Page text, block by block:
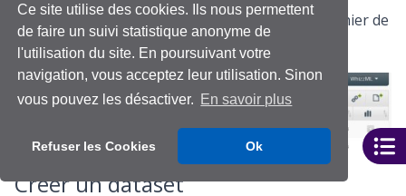
Ce site utilise des cookies. Ils nous permettent
de faire un suivi statistique anonyme de
l'utilisation du site. En poursuivant votre
navigation, vous acceptez leur utilisation. Sinon
vous pouvez les désactiver. En savoir plus
Refuser les Cookies Ok
Créer une source de données en important le fichier de
données depuis une autre source.
Créer un dataset